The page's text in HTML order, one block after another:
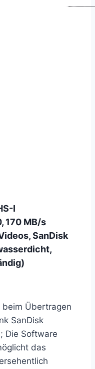
I
170 MB/s
SanDisk
beim Übertragen
SanDisk
Die Software
das